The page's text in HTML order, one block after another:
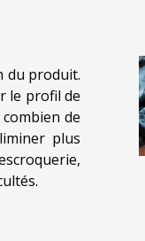
du produit.
le profil de
de
plus